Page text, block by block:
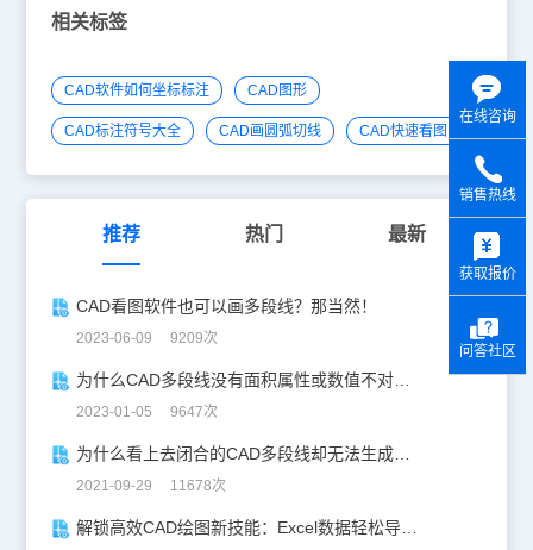
相关标签
CAD软件如何坐标标注 CAD图形
CAD标注符号大全 CAD画圆弧切线 CAD快速看图
推荐 热门 最新
CAD看图软件也可以画多段线？那当然！
2023-06-09 9209次
为什么CAD多段线没有面积属性或数值不对？快看过来！
2023-01-05 9647次
为什么看上去闭合的CAD多段线却无法生成区域覆盖？
2021-09-29 11678次
解锁高效CAD绘图新技能：Excel数据轻松导入CAD
在线咨询
销售热线
获取报价
问答社区